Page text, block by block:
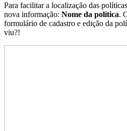
Para facilitar a localização das
nova informação: Nome da política.
formulário de cadastro e edição da
viu?!